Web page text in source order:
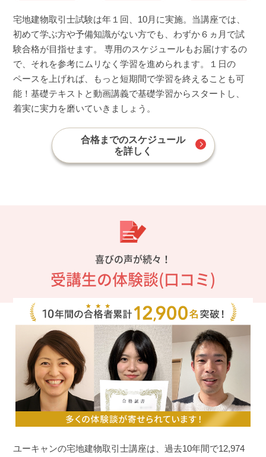
宅地建物取引士試験は年１回、10月に実施。当講座では、
初めて学ぶ方や予備知識がない方でも、わずか６ヵ月で試
験合格が目指せます。 専用のスケジュールもお届けするの
で、それを参考にムリなく学習を進められます。１日の
ペースを上げれば、もっと短期間で学習を終えることも可
能！基礎テキストと動画講義で基礎学習からスタートし、
着実に実力を磨いていきましょう。
合格までのスケジュール
を詳しく
喜びの声が続々！
受講生の体験談(口コミ)
ユーキャンの宅地建物取引士講座は、過去10年間で12,974